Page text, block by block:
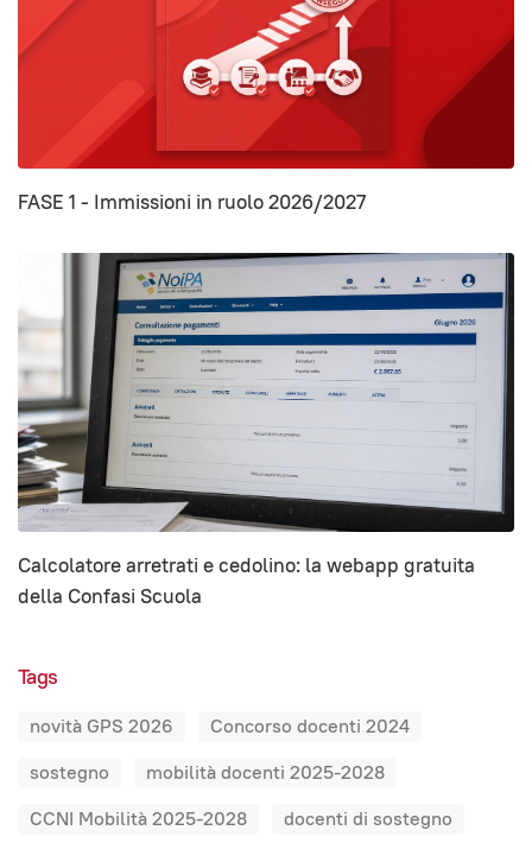
FASE 1 - Immissioni in ruolo 2026/2027
Calcolatore arretrati e cedolino: la webapp gratuita
della Confasi Scuola
Tags
novità GPS 2026
Concorso docenti 2024
sostegno
mobilità docenti 2025-2028
CCNI Mobilità 2025-2028
docenti di sostegno